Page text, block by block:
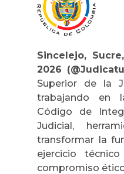
Sincelejo,
2026
Superior de la
trabajando en
Código de
Judicial,
transformar la
ejercicio
compromiso